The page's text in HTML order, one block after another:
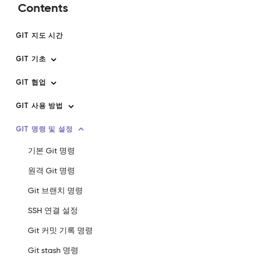
Contents
GIT 지도 시간
GIT 기초
GIT 협업
GIT 사용 방법
GIT 명령 및 설정
기본 Git 명령
원격 Git 명령
Git 브랜치 명령
SSH 연결 설정
Git 커밋 기록 명령
Git stash 명령